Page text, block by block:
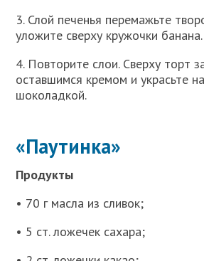
3. Слой печенья перемажьте
уложите сверху кружочки банана.
4. Повторите слои. Сверху торт
оставшимся кремом и украсьте
шоколадкой.
«Паутинка»
Продукты
• 70 г масла из сливок;
• 5 ст. ложечек сахара;